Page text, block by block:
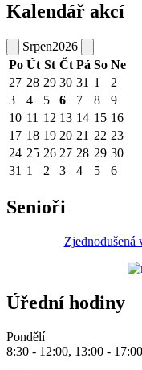
Kalendář akcí
Srpen2026
Po Út St Čt Pá So Ne
27 28 29 30 31 1
2
3
4 5 6 7 8
9
10 11 12 13 14 15 16
17 18 19 20 21 22 23
24 25 26 27 28 29 30
31 1 2 3 4 5 6
Senioři
Zjednodušená
Úřední hodiny
Pondělí
8:30 - 12:00, 13:00 - 17:00